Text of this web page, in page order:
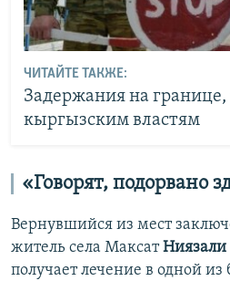
ЧИТАЙТЕ ТАКЖЕ:
Задержания на
кыргызским властям
«Говорят, подорвано
Вернувшийся из мест
житель села МаксатНиязали
получает лечение в одной